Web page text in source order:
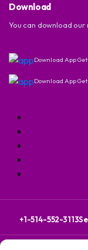
Download
You can download
Download App
Download App
+1-514-552-3113